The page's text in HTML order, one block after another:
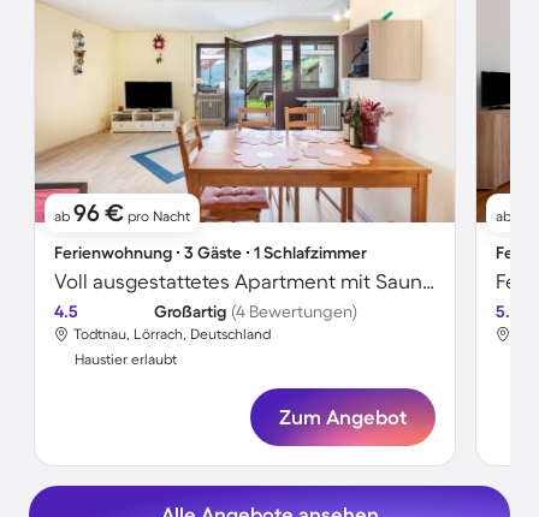
ab 96 € pro Nacht
Ferienwohnung ∙ 3 Gäste ∙ 1 Schlafzimmer
Voll ausgestattetes Apartment mit Sauna, Grill und schnellem Internet | Gartenblick | Haustiere erlaubt
4.5 Großartig (4 Bewertungen)
Todtnau, Lörrach, Deutschland
Haustier erlaubt
Zum Angebot
ab
5.0